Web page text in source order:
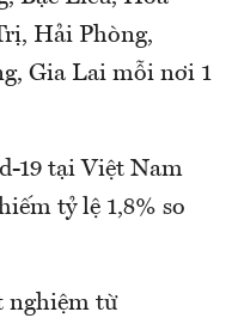
Hải Phòng,
Gia Lai mỗi nơi 1
19 tại Việt Nam
tỷ lệ 1,8% so
nghiệm từ